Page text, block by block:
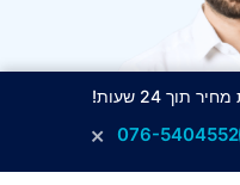
076-5404552
×